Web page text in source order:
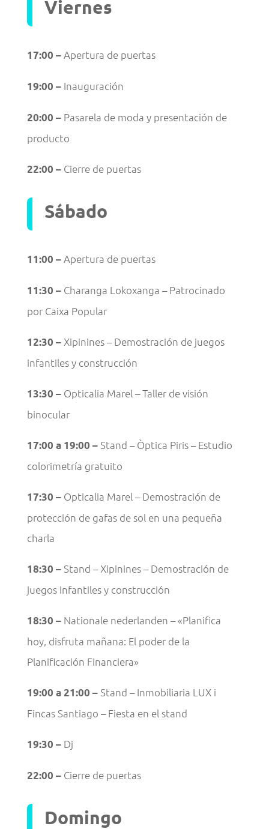
Viernes
17:00 –Apertura de puertas
19:00 –Inauguración
20:00 –Pasarela de moda y presentación de
producto
22:00 – Cierre de puertas
Sábado
11:00 –Apertura de puertas
11:30 –Charanga Lokoxanga – Patrocinado
por Caixa Popular
12:30 –Xipinines – Demostración de juegos
infantiles y construcción
13:30 –Opticalia Marel – Taller de visión
binocular
17:00 a 19:00 –Stand – Òptica Piris – Estudio
colorimetría gratuito
17:30 –Opticalia Marel – Demostración de
protección de gafas de sol en una pequeña
charla
18:30 –Stand – Xipinines – Demostración de
juegos infantiles y construcción
18:30 –Nationale nederlanden – «Planifica
hoy, disfruta mañana: El poder de la
Planificación Financiera»
19:00 a 21:00 –Stand – Inmobiliaria LUX i
Fincas Santiago – Fiesta en el stand
19:30 –Dj
22:00 – Cierre de puertas
Domingo